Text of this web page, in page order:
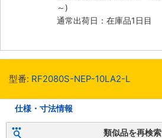
～)
通常出荷日：在庫品1日目
型番: RF2080S-NEP-10LA2-L
仕様・寸法情報
類似品を再検索